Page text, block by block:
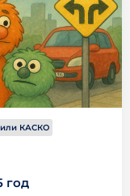
КАСКО
год